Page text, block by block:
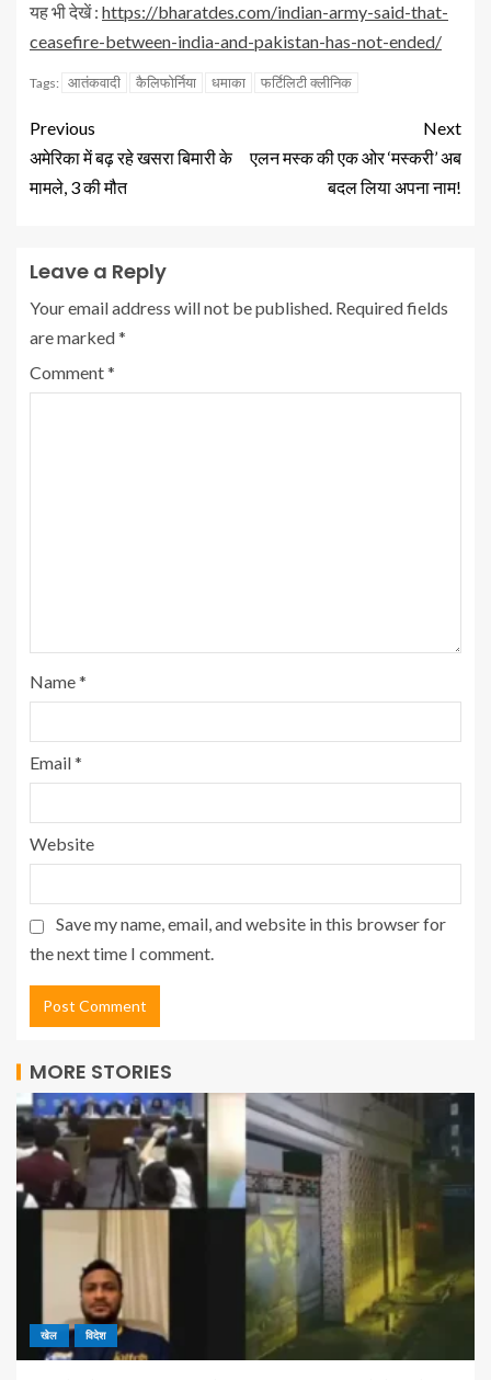
यह भी देखें : https://bharatdes.com/indian-army-said-that-
ceasefire-between-india-and-pakistan-has-not-ended/
Tags: आतंकवादी कैलिफोर्निया धमाका फर्टिलिटी क्लीनिक
Previous
अमेरिका में बढ़ रहे खसरा बिमारी के
मामले, 3 की मौत
Next
एलन मस्क की एक ओर ‘मस्करी’ अब
बदल लिया अपना नाम!
Leave a Reply
Your email address will not be published. Required fields
are marked*
Comment*
Name*
Email*
Website
Save my name, email, and website in this browser for
the next time I comment.
MORE STORIES
खेल विदेश